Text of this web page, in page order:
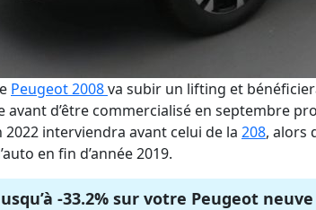
Peugeot 2008va subir un lifting et
avant d’être commercialisé en septembre
2022 interviendra avant celui de la 208, alors
en fin d’année2019.
-33.2% sur votre Peugeot